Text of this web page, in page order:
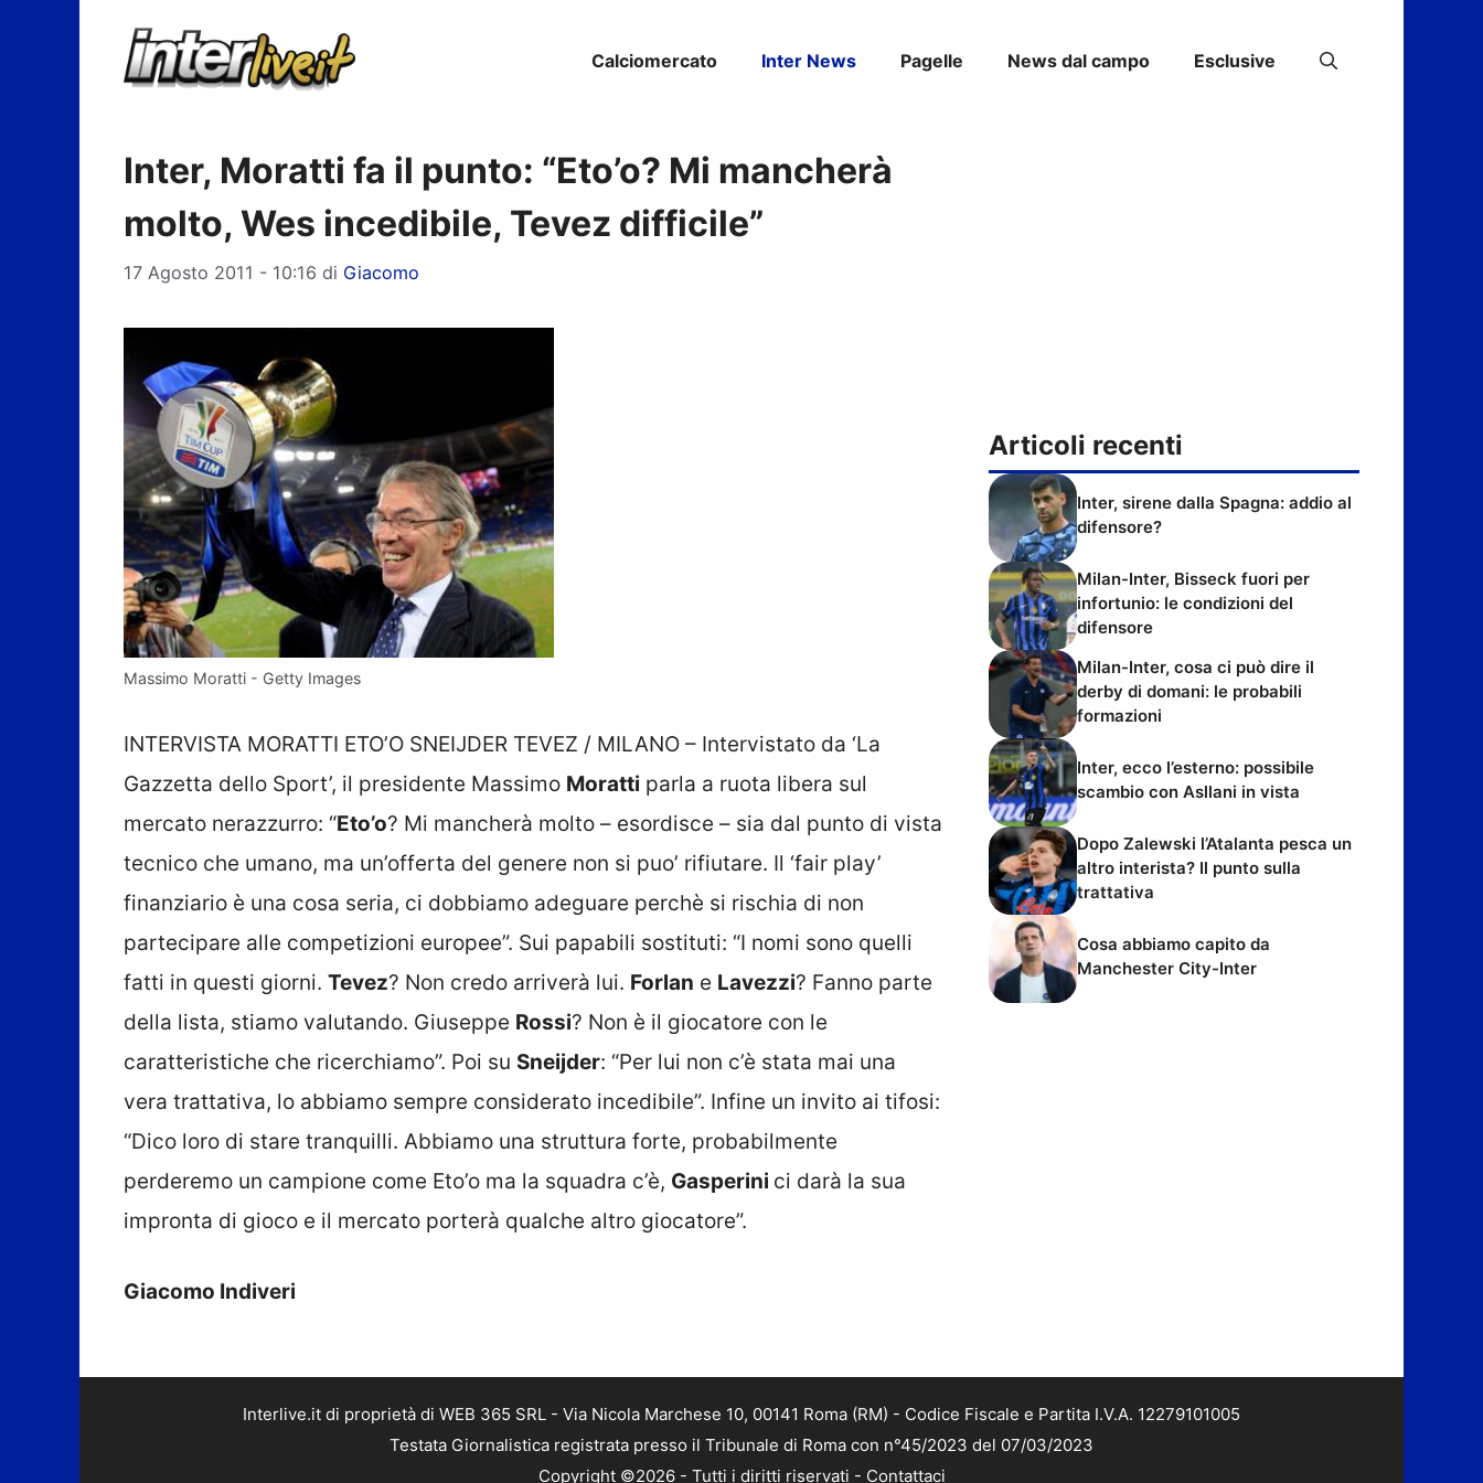
Calciomercato Inter News Pagelle News dal campo Esclusive
Inter, Moratti fa il punto: “Eto’o? Mi mancherà
molto, Wes incedibile, Tevez difficile”
17 Agosto 2011 - 10:16 di Giacomo
Massimo Moratti - Getty Images
INTERVISTA MORATTI ETO’O SNEIJDER TEVEZ / MILANO – Intervistato da ‘La
Gazzetta dello Sport’, il presidente Massimo Moratti parla a ruota libera sul
mercato nerazzurro: “Eto’o? Mi mancherà molto – esordisce – sia dal punto di vista
tecnico che umano, ma un’offerta del genere non si puo’ rifiutare. Il ‘fair play’
finanziario è una cosa seria, ci dobbiamo adeguare perchè si rischia di non
partecipare alle competizioni europee”. Sui papabili sostituti: “I nomi sono quelli
fatti in questi giorni. Tevez? Non credo arriverà lui. Forlan e Lavezzi? Fanno parte
della lista, stiamo valutando. Giuseppe Rossi? Non è il giocatore con le
caratteristiche che ricerchiamo”. Poi su Sneijder: “Per lui non c’è stata mai una
vera trattativa, lo abbiamo sempre considerato incedibile”. Infine un invito ai tifosi:
“Dico loro di stare tranquilli. Abbiamo una struttura forte, probabilmente
perderemo un campione come Eto’o ma la squadra c’è, Gasperini ci darà la sua
impronta di gioco e il mercato porterà qualche altro giocatore”.
Giacomo Indiveri
Articoli recenti
Inter, sirene dalla Spagna: addio al
difensore?
Milan-Inter, Bisseck fuori per
infortunio: le condizioni del
difensore
Milan-Inter, cosa ci può dire il
derby di domani: le probabili
formazioni
Inter, ecco l’esterno: possibile
scambio con Asllani in vista
Dopo Zalewski l’Atalanta pesca un
altro interista? Il punto sulla
trattativa
Cosa abbiamo capito da
Manchester City-Inter
Interlive.it di proprietà di WEB 365 SRL - Via Nicola Marchese 10, 00141 Roma (RM) - Codice Fiscale e Partita I.V.A. 12279101005
Testata Giornalistica registrata presso il Tribunale di Roma con n°45/2023 del 07/03/2023
Copyright ©2026 - Tutti i diritti riservati - Contattaci